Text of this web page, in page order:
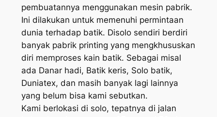
pembuatannya menggunakan mesin pabrik.
Ini dilakukan untuk memenuhi permintaan
dunia terhadap batik. Disolo sendiri berdiri
banyak pabrik printing yang mengkhususkan
diri memproses kain batik. Sebagai misal
ada Danar hadi, Batik keris, Solo batik,
Duniatex, dan masih banyak lagi lainnya
yang belum bisa kami sebutkan.
Kami berlokasi di solo, tepatnya di jalan